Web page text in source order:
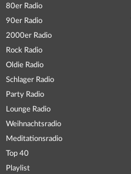
80er Radio
90er Radio
2000er Radio
Rock Radio
Oldie Radio
Schlager Radio
Party Radio
Lounge Radio
Weihnachtsradio
Meditationsradio
Top 40
Playlist